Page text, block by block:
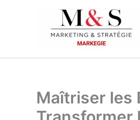
Maîtriser les